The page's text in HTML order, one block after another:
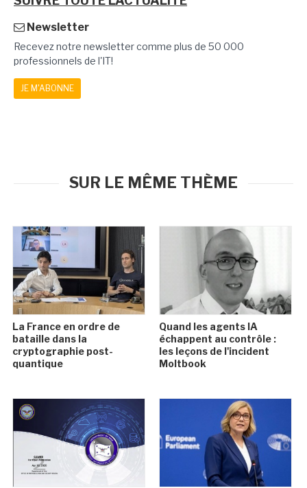
Newsletter
Recevez notre newsletter comme plus de 50 000
professionnels de l'IT!
JE M'ABONNE
SUR LE MÊME THÈME
La France en ordre de
bataille dans la
cryptographie post-
quantique
Quand les agents IA
échappent au contrôle :
les leçons de l'incident
Moltbook